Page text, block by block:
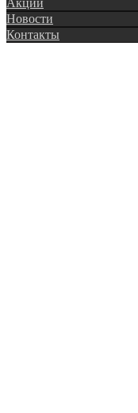
Новости
Контакты